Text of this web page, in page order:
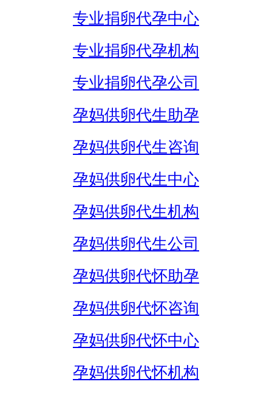
专业捐卵代孕中心
专业捐卵代孕机构
专业捐卵代孕公司
孕妈供卵代生助孕
孕妈供卵代生咨询
孕妈供卵代生中心
孕妈供卵代生机构
孕妈供卵代生公司
孕妈供卵代怀助孕
孕妈供卵代怀咨询
孕妈供卵代怀中心
孕妈供卵代怀机构